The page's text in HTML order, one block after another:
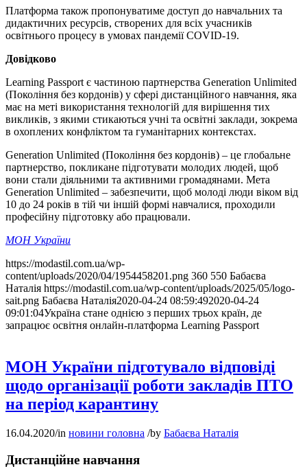
Платформа також пропонуватиме доступ до навчальних та
дидактичних ресурсів, створених для всіх учасників
освітнього процесу в умовах пандемії COVID-19.
Довідково
Learning Passport є частиною партнерства Generation Unlimited
(Покоління без кордонів) у сфері дистанційного навчання, яка
має на меті використання технологій для вирішення тих
викликів, з якими стикаються учні та освітні заклади, зокрема
в охоплених конфліктом та гуманітарних контекстах.
Generation Unlimited (Покоління без кордонів) – це глобальне
партнерство, покликане підготувати молодих людей, щоб
вони стали діяльними та активними громадянами. Мета
Generation Unlimited – забезпечити, щоб молоді люди віком від
10 до 24 років в тій чи іншій формі навчалися, проходили
професійну підготовку або працювали.
МОН України
https://modastil.com.ua/wp-
content/uploads/2020/04/1954458201.png 360 550 Бабаєва
Наталія https://modastil.com.ua/wp-content/uploads/2025/05/logo-
sait.png Бабаєва Наталія2020-04-24 08:59:492020-04-24
09:01:04Україна стане однією з перших трьох країн, де
запрацює освітня онлайн-платформа Learning Passport
МОН України підготувало відповіді
щодо організації роботи закладів ПТО
на період карантину
16.04.2020/in новини головна /by Бабаєва Наталія
Дистанційне навчання